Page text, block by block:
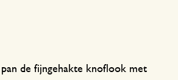
pan de fijngehakte knoflook met